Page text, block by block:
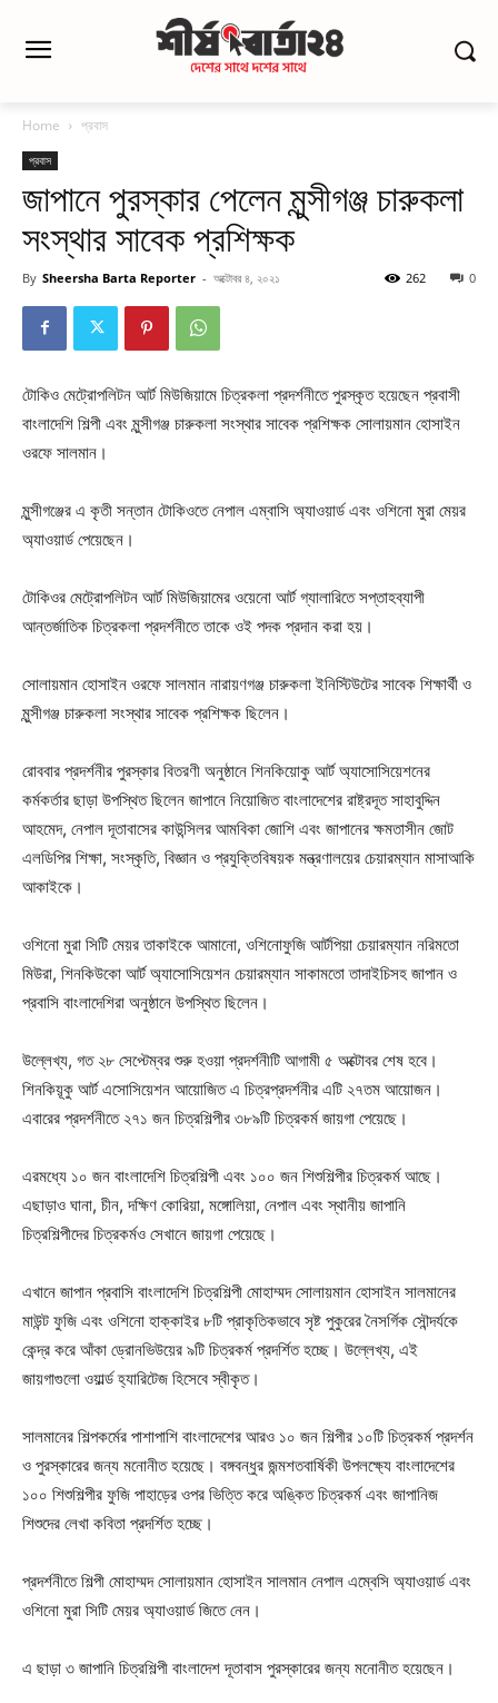
Home প্রবাস
প্রবাস
জাপানে পুরস্কার পেলেন মুন্সীগঞ্জ চারুকলা
সংস্থার সাবেক প্রশিক্ষক
By Sheersha Barta Reporter - অক্টোবর ৪, ২০২১ 0
262
টোকিও মেট্রোপলিটন আর্ট মিউজিয়ামে চিত্রকলা প্রদর্শনীতে পুরস্কৃত হয়েছেন প্রবাসী
বাংলাদেশি শিল্পী এবং মুন্সীগঞ্জ চারুকলা সংস্থার সাবেক প্রশিক্ষক সোলায়মান হোসাইন
ওরফে সালমান।
মুন্সীগঞ্জের এ কৃতী সন্তান টোকিওতে নেপাল এম্বাসি অ্যাওয়ার্ড এবং ওশিনো মুরা মেয়র
অ্যাওয়ার্ড পেয়েছেন।
টোকিওর মেট্রোপলিটন আর্ট মিউজিয়ামের ওয়েনো আর্ট গ্যালারিতে সপ্তাহব্যাপী
আন্তর্জাতিক চিত্রকলা প্রদর্শনীতে তাকে ওই পদক প্রদান করা হয়।
সোলায়মান হোসাইন ওরফে সালমান নারায়ণগঞ্জ চারুকলা ইনিস্টিউটের সাবেক শিক্ষার্থী ও
মুন্সীগঞ্জ চারুকলা সংস্থার সাবেক প্রশিক্ষক ছিলেন।
রোববার প্রদর্শনীর পুরস্কার বিতরণী অনুষ্ঠানে শিনকিয়োকু আর্ট অ্যাসোসিয়েশনের
কর্মকর্তার ছাড়া উপস্থিত ছিলেন জাপানে নিয়োজিত বাংলাদেশের রাষ্ট্রদূত সাহাবুদ্দিন
আহমেদ, নেপাল দূতাবাসের কাউন্সিলর আমবিকা জোশি এবং জাপানের ক্ষমতাসীন জোট
এলডিপির শিক্ষা, সংস্কৃতি, বিজ্ঞান ও প্রযুক্তিবিষয়ক মন্ত্রণালয়ের চেয়ারম্যান মাসাআকি
আকাইকে।
ওশিনো মুরা সিটি মেয়র তাকাইকে আমানো, ওশিনোফুজি আর্টপিয়া চেয়ারম্যান নরিমতো
মিউরা, শিনকিউকো আর্ট অ্যাসোসিয়েশন চেয়ারম্যান সাকামতো তাদাইচিসহ জাপান ও
প্রবাসি বাংলাদেশিরা অনুষ্ঠানে উপস্থিত ছিলেন।
উল্লেখ্য, গত ২৮ সেপ্টেম্বর শুরু হওয়া প্রদর্শনীটি আগামী ৫ অক্টোবর শেষ হবে।
শিনকিয়ূকু আর্ট এসোসিয়েশন আয়োজিত এ চিত্রপ্রদর্শনীর এটি ২৭তম আয়োজন।
এবারের প্রদর্শনীতে ২৭১ জন চিত্রশিল্পীর ৩৮৯টি চিত্রকর্ম জায়গা পেয়েছে।
এরমধ্যে ১০ জন বাংলাদেশি চিত্রশিল্পী এবং ১০০ জন শিশুশিল্পীর চিত্রকর্ম আছে।
এছাড়াও ঘানা, চীন, দক্ষিণ কোরিয়া, মঙ্গোলিয়া, নেপাল এবং স্থানীয় জাপানি
চিত্রশিল্পীদের চিত্রকর্মও সেখানে জায়গা পেয়েছে।
এখানে জাপান প্রবাসি বাংলাদেশি চিত্রশিল্পী মোহাম্মদ সোলায়মান হোসাইন সালমানের
মাউন্ট ফুজি এবং ওশিনো হাক্কাইর ৮টি প্রাকৃতিকভাবে সৃষ্ট পুকুরের নৈসর্গিক সৌন্দর্যকে
কেন্দ্র করে আঁকা ড্রোনভিউয়ের ৯টি চিত্রকর্ম প্রদর্শিত হচ্ছে। উল্লেখ্য, এই
জায়গাগুলো ওয়ার্ল্ড হ্যারিটেজ হিসেবে স্বীকৃত।
সালমানের শিল্পকর্মের পাশাপাশি বাংলাদেশের আরও ১০ জন শিল্পীর ১০টি চিত্রকর্ম প্রদর্শন
ও পুরস্কারের জন্য মনোনীত হয়েছে। বঙ্গবন্ধুর জন্মশতবার্ষিকী উপলক্ষ্যে বাংলাদেশের
১০০ শিশুশিল্পীর ফুজি পাহাড়ের ওপর ভিত্তি করে অঙ্কিত চিত্রকর্ম এবং জাপানিজ
শিশুদের লেখা কবিতা প্রদর্শিত হচ্ছে।
প্রদর্শনীতে শিল্পী মোহাম্মদ সোলায়মান হোসাইন সালমান নেপাল এম্বেসি অ্যাওয়ার্ড এবং
ওশিনো মুরা সিটি মেয়র অ্যাওয়ার্ড জিতে নেন।
এ ছাড়া ৩ জাপানি চিত্রশিল্পী বাংলাদেশ দূতাবাস পুরস্কারের জন্য মনোনীত হয়েছেন।